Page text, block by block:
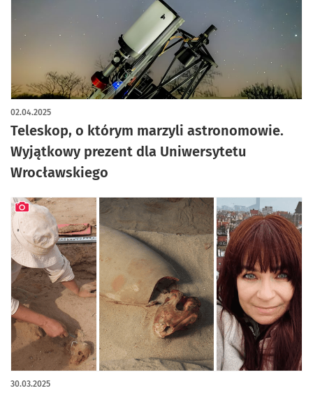
Teleskop, o którym marzyli astronomowie.
Wyjątkowy prezent dla Uniwersytetu
Wrocławskiego
02.04.2025
30.03.2025
artykuł z galerią zdjęć